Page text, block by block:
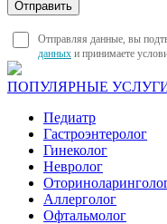
Отправляя данные, вы
данных и принимаете
ПОПУЛЯРНЫЕ
Педиатр
Гастроэнтеролог
Гинеколог
Невролог
Аллерголог
Офтальмолог